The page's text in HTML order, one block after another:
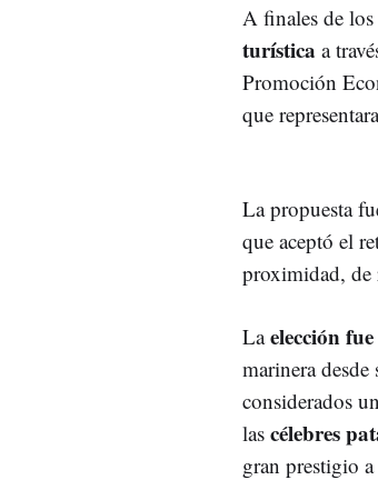
A finales de
turística a
Promoción
que
La propuesta
que aceptó el
proximidad, de
Laelección
marinera
considerados
las célebres
gran prestigio